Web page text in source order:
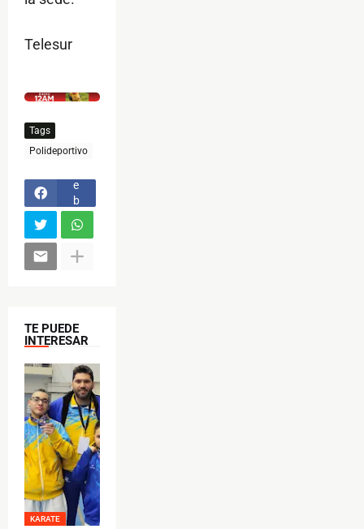
Telesur
Tags
Polideportivo
a
e
b
o
TE PUEDE
INTERESAR
KARATE